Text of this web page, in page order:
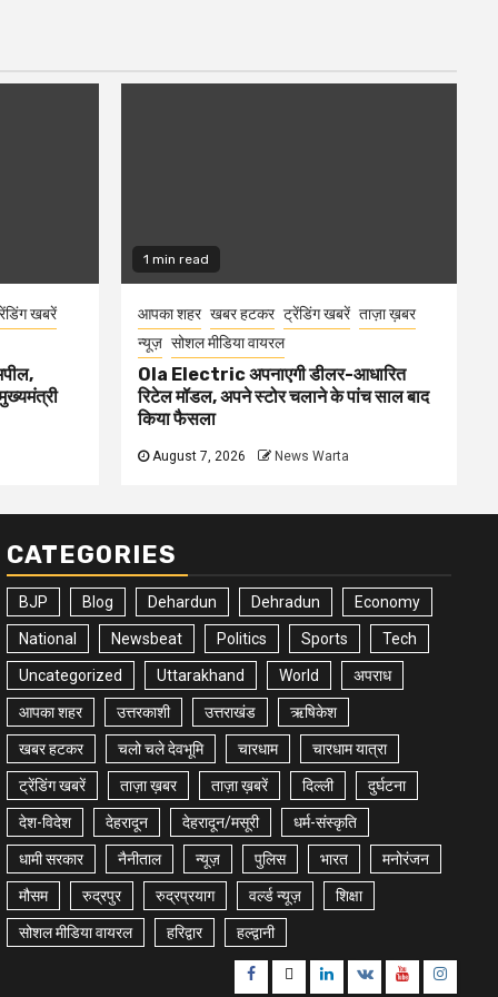
खबरें
1 min read
आपका शहर खबर हटकर ट्रेंडिंग खबरें ताज़ा ख़बर
न्यूज़ सोशल मीडिया वायरल
Ola Electric अपनाएगी डीलर-आधारित
रिटेल मॉडल, अपने स्टोर चलाने के पांच साल बाद
किया फैसला
August 7, 2026 News Warta
CATEGORIES
BJP Blog Dehardun Dehradun Economy
National Newsbeat Politics Sports Tech
Uncategorized Uttarakhand World अपराध
आपका शहर उत्तरकाशी उत्तराखंड ऋषिकेश
खबर हटकर चलो चले देवभूमि चारधाम चारधाम यात्रा
ट्रेंडिंग खबरें ताज़ा ख़बर ताज़ा ख़बरें दिल्ली दुर्घटना
देश-विदेश देहरादून देहरादून/मसूरी धर्म-संस्कृति
धामी सरकार नैनीताल न्यूज़ पुलिस भारत मनोरंजन
मौसम रुद्रपुर रुद्रप्रयाग वर्ल्ड न्यूज़ शिक्षा
सोशल मीडिया वायरल हरिद्वार हल्द्वानी
Facebook
TwitterLinkedin
VK Youtube